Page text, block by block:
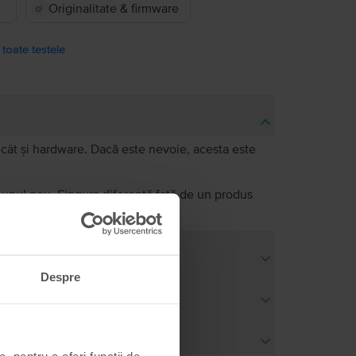
Despre
Originalitate & firmware
toate testele
și hardware. Dacă este nevoie, acesta este
nou. Singura diferență față de un produs